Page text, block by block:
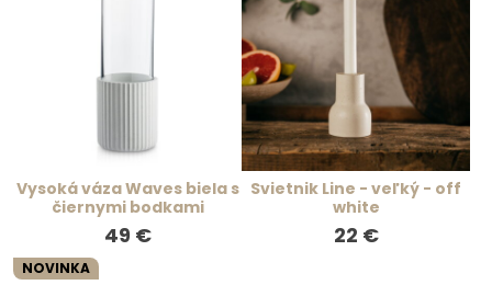
Vysoká váza Waves biela s
čiernymi bodkami
49 €
Svietnik Line - veľký - off
white
22 €
NOVINKA